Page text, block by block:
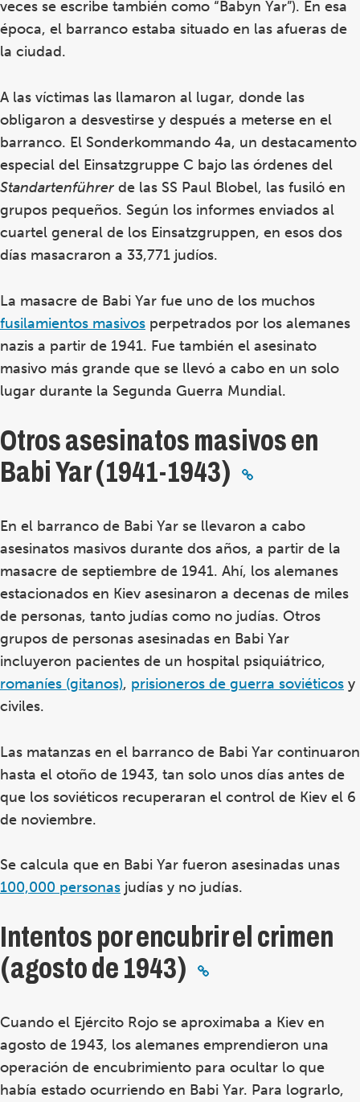
veces se escribe también como “Babyn Yar”). En esa
época, el barranco estaba situado en las afueras de
la ciudad.
A las víctimas las llamaron al lugar, donde las
obligaron a desvestirse y después a meterse en el
barranco. El Sonderkommando 4a, un destacamento
especial del Einsatzgruppe C bajo las órdenes del
Standartenführer de las SS Paul Blobel, las fusiló en
grupos pequeños. Según los informes enviados al
cuartel general de los Einsatzgruppen, en esos dos
días masacraron a 33,771 judíos.
La masacre de Babi Yar fue uno de los muchos
fusilamientos masivos perpetrados por los alemanes
nazis a partir de 1941. Fue también el asesinato
masivo más grande que se llevó a cabo en un solo
lugar durante la Segunda Guerra Mundial.
Otros asesinatos masivos en
Babi Yar (1941-1943)
En el barranco de Babi Yar se llevaron a cabo
asesinatos masivos durante dos años, a partir de la
masacre de septiembre de 1941. Ahí, los alemanes
estacionados en Kiev asesinaron a decenas de miles
de personas, tanto judías como no judías. Otros
grupos de personas asesinadas en Babi Yar
incluyeron pacientes de un hospital psiquiátrico,
romaníes (gitanos), prisioneros de guerra soviéticos y
civiles.
Las matanzas en el barranco de Babi Yar continuaron
hasta el otoño de 1943, tan solo unos días antes de
que los soviéticos recuperaran el control de Kiev el 6
de noviembre.
Se calcula que en Babi Yar fueron asesinadas unas
100,000 personas judías y no judías.
Intentos por encubrir el crimen
(agosto de 1943)
Cuando el Ejército Rojo se aproximaba a Kiev en
agosto de 1943, los alemanes emprendieron una
operación de encubrimiento para ocultar lo que
había estado ocurriendo en Babi Yar. Para lograrlo,